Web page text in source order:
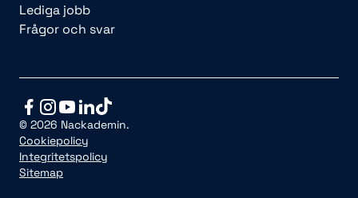
Lediga jobb
Frågor och svar
© 2026 Nackademin.
Cookiepolicy
Integritetspolicy
Sitemap